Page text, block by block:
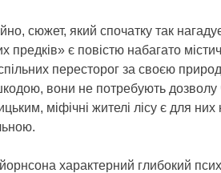
сюжет, який спочатку так
предків» є повістю набагато
пересторог за своєю
вони не потребують дозволу
міфічні жителі лісу є для
характерний глибокий